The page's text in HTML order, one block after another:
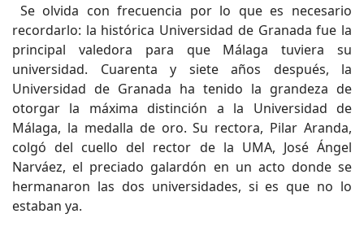
Se olvida con frecuencia por lo que es necesario
recordarlo: la histórica Universidad de Granada fue la
principal valedora para que Málaga tuviera su
universidad. Cuarenta y siete años después, la
Universidad de Granada ha tenido la grandeza de
otorgar la máxima distinción a la Universidad de
Málaga, la medalla de oro. Su rectora, Pilar Aranda,
colgó del cuello del rector de la UMA, José Ángel
Narváez, el preciado galardón en un acto donde se
hermanaron las dos universidades, si es que no lo
estaban ya.